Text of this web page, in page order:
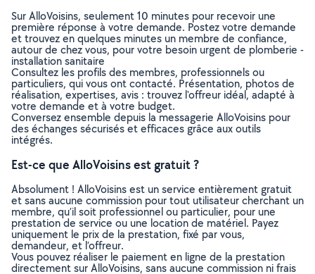
Sur AlloVoisins, seulement 10 minutes pour recevoir une
première réponse à votre demande. Postez votre demande
et trouvez en quelques minutes un membre de confiance,
autour de chez vous, pour votre besoin urgent de plomberie -
installation sanitaire
Consultez les profils des membres, professionnels ou
particuliers, qui vous ont contacté. Présentation, photos de
réalisation, expertises, avis : trouvez l'offreur idéal, adapté à
votre demande et à votre budget.
Conversez ensemble depuis la messagerie AlloVoisins pour
des échanges sécurisés et efficaces grâce aux outils
intégrés.
Est-ce que AlloVoisins est gratuit ?
Absolument ! AlloVoisins est un service entièrement gratuit
et sans aucune commission pour tout utilisateur cherchant un
membre, qu’il soit professionnel ou particulier, pour une
prestation de service ou une location de matériel. Payez
uniquement le prix de la prestation, fixé par vous,
demandeur, et l’offreur.
Vous pouvez réaliser le paiement en ligne de la prestation
directement sur AlloVoisins, sans aucune commission ni frais